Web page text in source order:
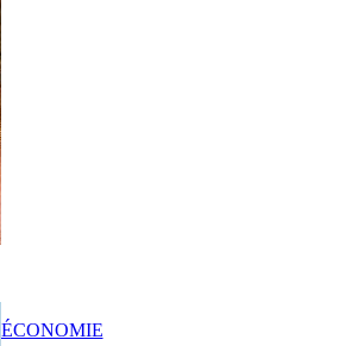
ÉCONOMIE